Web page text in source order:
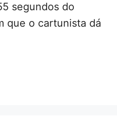
segundos do
que o cartunista dá